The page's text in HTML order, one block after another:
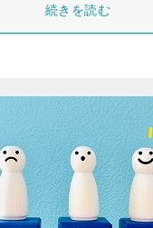
続きを読む